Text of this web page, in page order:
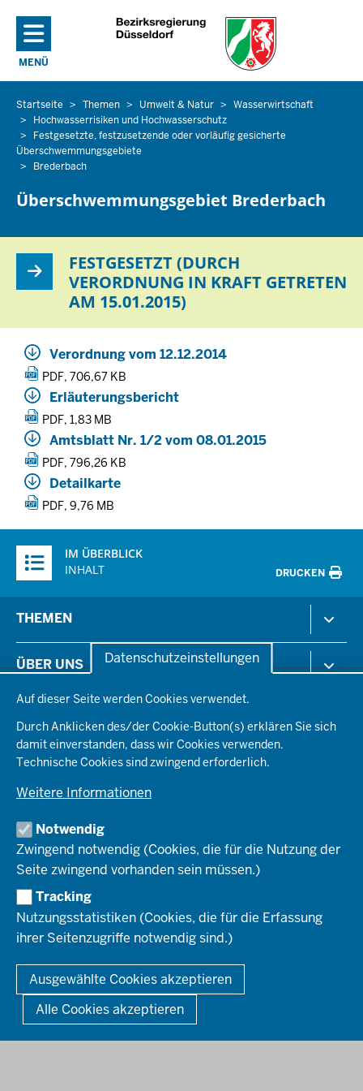
Datenschutzeinstellungen
Auf dieser Seite werden Cookies verwendet.
Durch Anklicken des/der Cookie-Button(s) erklären Sie sich
damit einverstanden, dass wir Cookies verwenden.
Technische Cookies sind zwingend erforderlich.
Weitere Informationen
Notwendig
Zwingend notwendig (Cookies, die für die Nutzung der
Seite zwingend vorhanden sein müssen.)
Tracking
Nutzungsstatistiken (Cookies, die für die Erfassung
ihrer Seitenzugriffe notwendig sind.)
Ausgewählte Cookies akzeptieren
Alle Cookies akzeptieren
Direkt zum Inhalt
MENÜ
NAVIGATION AKTIVIEREN/DEAKTIVIEREN: HAUPTMENÜ
Sie
befinden
sich
hier
Startseite Themen Umwelt & Natur
Wasserwirtschaft
Hochwasserrisiken und Hochwasserschutz
Festgesetzte, festzusetzende oder vorläufig gesicherte
Überschwemmungsgebiete
Brederbach
Überschwemmungsgebiet Brederbach
FESTGESETZT (DURCH
VERORDNUNG IN KRAFT GETRETEN
AM 15.01.2015)
Verordnung vom 12.12.2014
PDF, 706,67 KB
Erläuterungsbericht
PDF, 1,83 MB
Amtsblatt Nr. 1/2 vom 08.01.2015
PDF, 796,26 KB
Detailkarte
PDF, 9,76 MB
Inhalte
IM ÜBERBLICK
INHALT
DRUCKEN
in
der
Fußzeile
THEMEN
Gesundheit & Soziales
Kommunales & Wirtschaft
Planen & Bauen
Schule & Bildung
Umwelt & Natur
ÜBER UNS
Aktenpläne
Organisationsstruktur
Behördenleitung
Die Bezirksregierung
Organisationsplan
Institutionen
Arbeitgeberprofil
Stellenangebote
Ausbildung
PRESSE
Pressefotos
Social-Media-Kanäle
REGIONALRAT DÜSSELDORF
SERVICES
Bekanntmachungen
Förderprogramme
Kontakt
Mediathek
So finden Sie uns
Anerkennung von Bildungsnachweisen
Offenlagen
HOTLINE
© 2026 Bezirksregierung Düsseldorf
Fußzeile
DATENSCHUTZ BARRIEREFREIHEIT
IMPRESSUM
KONTAKT